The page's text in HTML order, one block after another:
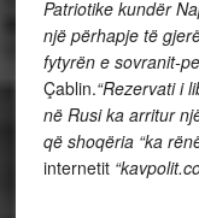
Patriotike kundër
një përhapje të
fytyrën e sovranit-
Çablin.“Rezervati i
në Rusi ka arritur
që shoqëria “ka
internetit